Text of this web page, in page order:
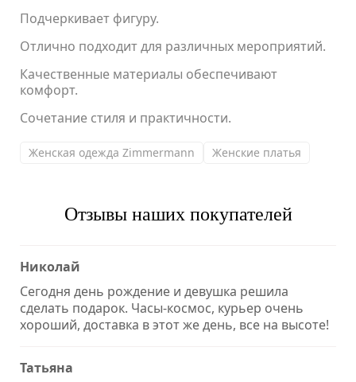
Подчеркивает фигуру.
Отлично подходит для различных мероприятий.
Качественные материалы обеспечивают
комфорт.
Сочетание стиля и практичности.
Женская одежда Zimmermann Женские платья
Отзывы наших покупателей
Николай
Сегодня день рождение и девушка решила
сделать подарок. Часы-космос, курьер очень
хороший, доставка в этот же день, все на высоте!
Татьяна